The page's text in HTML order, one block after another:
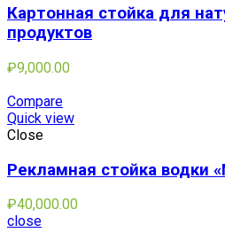
Картонная стойка для
продуктов
₽9,000.00
Compare
Quick view
Close
Рекламная стойка водки
₽40,000.00
close